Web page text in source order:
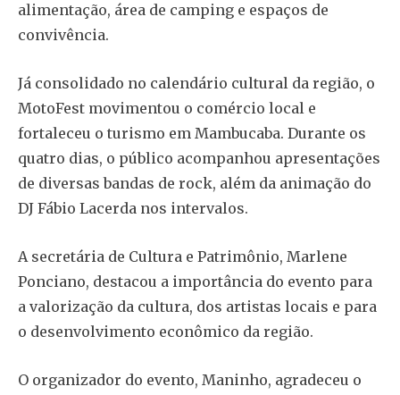
alimentação, área de camping e espaços de
convivência.
Já consolidado no calendário cultural da região, o
MotoFest movimentou o comércio local e
fortaleceu o turismo em Mambucaba. Durante os
quatro dias, o público acompanhou apresentações
de diversas bandas de rock, além da animação do
DJ Fábio Lacerda nos intervalos.
A secretária de Cultura e Patrimônio, Marlene
Ponciano, destacou a importância do evento para
a valorização da cultura, dos artistas locais e para
o desenvolvimento econômico da região.
O organizador do evento, Maninho, agradeceu o